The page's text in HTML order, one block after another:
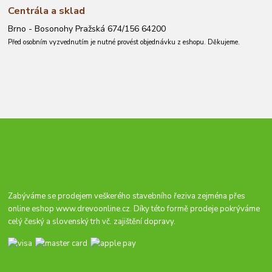
Centrála a sklad
Brno - Bosonohy Pražská 674/156 64200
Před osobním vyzvednutím je nutné provést objednávku z eshopu. Děkujeme.
Zabýváme se prodejem veškerého stavebního řeziva zejména přes
online eshopwww.drevoonline.cz. Díky této formě prodeje pokrýváme
celý český a slovenský trh vč. zajištění dopravy.